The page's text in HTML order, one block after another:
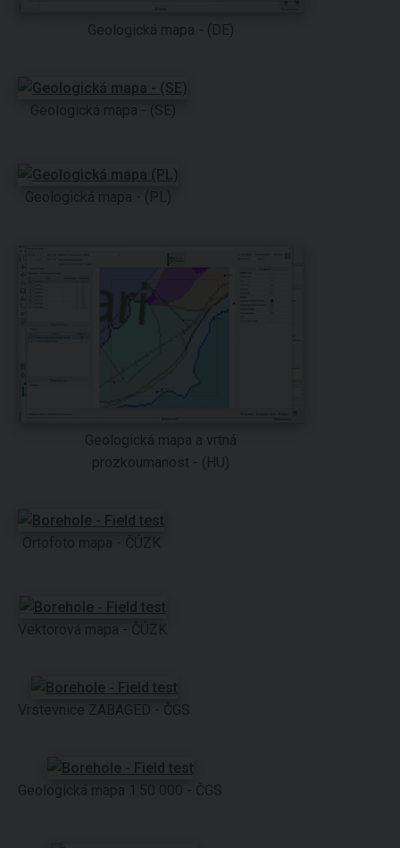
Geologická mapa - (DE)
Geologická mapa - (SE)
Geologická mapa - (PL)
Geologická mapa a vrtná
prozkoumanost - (HU)
Ortofoto mapa - ČÚZK
Vektorová mapa - ČÚZK
Vrstevnice ZABAGED - ČGS
Geologická mapa 1:50 000 - ČGS